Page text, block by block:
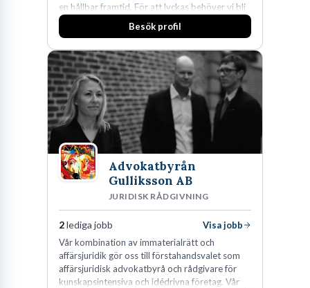
en hållbar framtid. För att lyckas behöver vi bli
fler medarbetare som vill göra skillnad.
Besök profil
Advokatbyrån
Gulliksson AB
JURIDISK RÅDGIVNING
2lediga jobb
Visa jobb
Vår kombination av immaterialrätt och
affärsjuridik gör oss till förstahandsvalet som
affärsjuridisk advokatbyrå och rådgivare för
kunskapsintensiva och idédrivna företag. Vår